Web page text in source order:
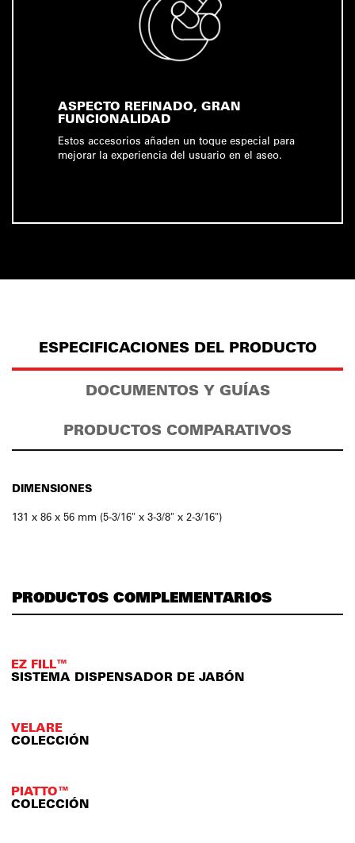
ASPECTO REFINADO, GRAN
FUNCIONALIDAD
Estos accesorios añaden un toque especial para
mejorar la experiencia del usuario en el aseo.
ESPECIFICACIONES DEL PRODUCTO
DOCUMENTOS Y GUÍAS
PRODUCTOS COMPARATIVOS
DIMENSIONES
131 x 86 x 56 mm (5-3/16" x 3-3/8" x 2-3/16")
PRODUCTOS COMPLEMENTARIOS
EZ FILL™
SISTEMA DISPENSADOR DE JABÓN
VELARE
COLECCIÓN
PIATTO™
COLECCIÓN